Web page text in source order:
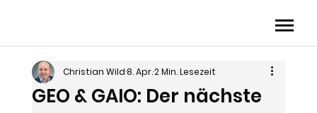
GEO & GAIO: Der nächste
Christian Wild8. Apr.2 Min. Lesezeit